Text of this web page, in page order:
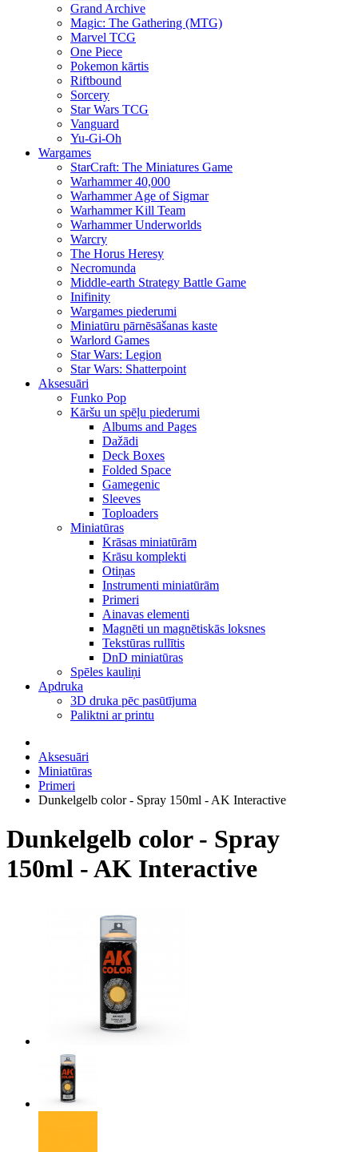
Grand Archive
Magic: The Gathering (MTG)
Marvel TCG
One Piece
Pokemon kārtis
Riftbound
Sorcery
Star Wars TCG
Vanguard
Yu-Gi-Oh
Wargames
StarCraft: The Miniatures Game
Warhammer 40,000
Warhammer Age of Sigmar
Warhammer Kill Team
Warhammer Underworlds
Warcry
The Horus Heresy
Necromunda
Middle-earth Strategy Battle Game
Inifinity
Wargames piederumi
Miniatūru pārnēsāšanas kaste
Warlord Games
Star Wars: Legion
Star Wars: Shatterpoint
Aksesuāri
Funko Pop
Kāršu un spēļu piederumi
Albums and Pages
Dažādi
Deck Boxes
Folded Space
Gamegenic
Sleeves
Toploaders
Miniatūras
Krāsas miniatūrām
Krāsu komplekti
Otiņas
Instrumenti miniatūrām
Primeri
Ainavas elementi
Magnēti un magnētiskās loksnes
Tekstūras rullītis
DnD miniatūras
Spēles kauliņi
Apdruka
3D druka pēc pasūtījuma
Paliktni ar printu
Aksesuāri
Miniatūras
Primeri
Dunkelgelb color - Spray 150ml - AK Interactive
Dunkelgelb color - Spray
150ml - AK Interactive